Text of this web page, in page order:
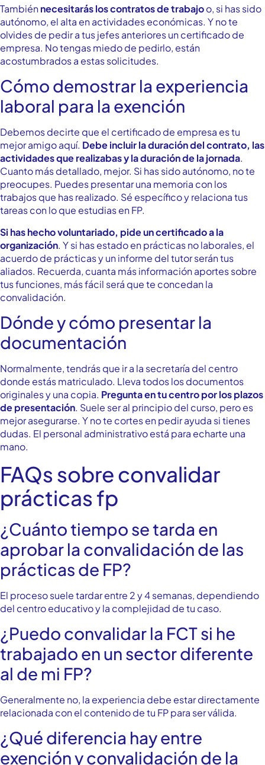
Tambiénnecesitarás los contratos de trabajoo, si has sido
autónomo, el alta en actividades económicas. Y no te
olvides de pedir a tus jefes anteriores un certificado de
empresa. No tengas miedo de pedirlo, están
acostumbrados a estas solicitudes.
Cómo demostrar la experiencia
laboral para la exención
Debemos decirte que el certificado de empresa es tu
mejor amigo aquí. Debe incluir la duración del contrato, las
actividades que realizabas y la duración de la jornada.
Cuanto más detallado, mejor. Si has sido autónomo, no te
preocupes. Puedes presentar una memoria con los
trabajos que has realizado. Sé específico y relaciona tus
tareas con lo que estudias en FP.
Si has hecho voluntariado, pide un certificado a la
organización. Y si has estado en prácticas no laborales, el
acuerdo de prácticas y un informe del tutor serán tus
aliados. Recuerda, cuanta más información aportes sobre
tus funciones, más fácil será que te concedan la
convalidación.
Dónde y cómo presentar la
documentación
Normalmente, tendrás que ir a la secretaría del centro
donde estás matriculado. Lleva todos los documentos
originales y una copia. Pregunta en tu centro por los plazos
de presentación. Suele ser al principio del curso, pero es
mejor asegurarse. Y no te cortes en pedir ayuda si tienes
dudas. El personal administrativo está para echarte una
mano.
FAQs sobre convalidar
prácticas fp
¿Cuánto tiempo se tarda en
aprobar la convalidación de las
prácticas de FP?
El proceso suele tardar entre 2 y 4 semanas, dependiendo
del centro educativo y la complejidad de tu caso.
¿Puedo convalidar la FCT si he
trabajado en un sector diferente
al de mi FP?
Generalmente no, la experiencia debe estar directamente
relacionada con el contenido de tu FP para ser válida.
¿Qué diferencia hay entre
exención y convalidación de la